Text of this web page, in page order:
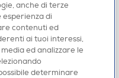
anche di terze
di
contenuti ed
ai tuoi interessi,
ed analizzare le
determinare